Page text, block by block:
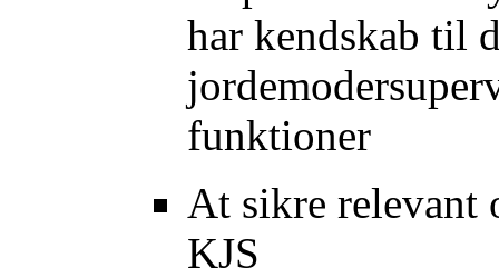
har kendskab til
funktioner
At sikre relevant
KJS